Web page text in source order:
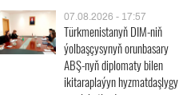
07.08.2026 - 17:57
Türkmenistanyň DIM-niň
ýolbaşçysynyň orunbasary
ABŞ-nyň diplomaty bilen
ikitaraplaýyn hyzmatdaşlygy